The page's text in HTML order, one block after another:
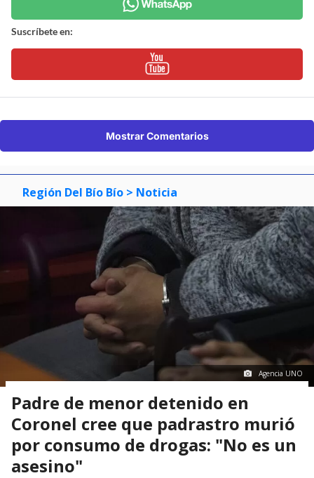
Suscríbete en:
Mostrar Comentarios
Región Del Bío Bío > Noticia
Agencia UNO
Padre de menor detenido en
Coronel cree que padrastro murió
por consumo de drogas: "No es un
asesino"